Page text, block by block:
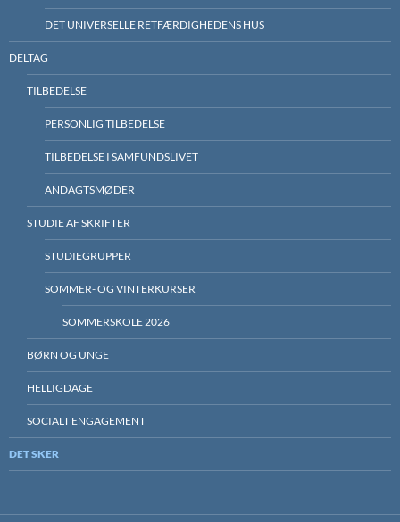
DET UNIVERSELLE RETFÆRDIGHEDENS HUS
DELTAG
TILBEDELSE
PERSONLIG TILBEDELSE
TILBEDELSE I SAMFUNDSLIVET
ANDAGTSMØDER
STUDIE AF SKRIFTER
STUDIEGRUPPER
SOMMER- OG VINTERKURSER
SOMMERSKOLE 2026
BØRN OG UNGE
HELLIGDAGE
SOCIALT ENGAGEMENT
DET SKER